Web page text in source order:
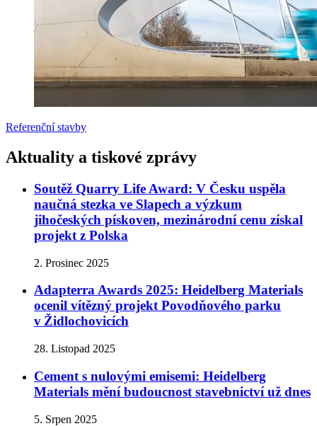
Referenční stavby
Aktuality a tiskové zprávy
Soutěž Quarry Life Award: V Česku uspěla
naučná stezka ve Slapech a výzkum
jihočeských pískoven, mezinárodní cenu získal
projekt z Polska
2. Prosinec 2025
Adapterra Awards 2025: Heidelberg Materials
ocenil vítězný projekt Povodňového parku
v Židlochovicích
28. Listopad 2025
Cement s nulovými emisemi: Heidelberg
Materials mění budoucnost stavebnictví už dnes
5. Srpen 2025